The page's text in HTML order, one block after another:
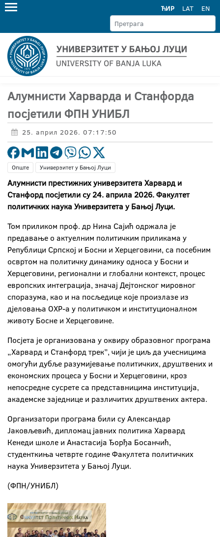
ЋИР LAT EN
Алумнисти Харварда и Станфорда
посјетили ФПН УНИБЛ
25. април 2026. 07:17:50
Опште Универзитет у Бањој Луци
Алумнисти престижних универзитета Харвард и
Станфорд посјетили су 24. априла 2026. Факултет
политичких наука Универзитета у Бањој Луци.
Том приликом проф. др Нина Сајић одржала је
предавање о актуелним политичким приликама у
Републици Српској и Босни и Херцеговини, са посебним
освртом на политичку динамику односа у Босни и
Херцеговини, регионални и глобални контекст, процес
европских интеграција, значај Дејтонског мировног
споразума, као и на посљедице које произлазе из
дјеловања ОХР-а у политичком и институционалном
животу Босне и Херцеговине.
Посјета је организована у оквиру образовног програма
„Харвард и Станфорд трек”, чији је циљ да учесницима
омогући дубље разумијевање политичких, друштвених и
економских процеса у Босни и Херцеговини, кроз
непосредне сусрете са представницима институција,
академске заједнице и различитих друштвених актера.
Организатори програма били су Александар
Јаковљевић, дипломац јавних политика Харвард
Кенеди школе и Анастасија Ђорђа Босанчић,
студенткиња четврте године Факултета политичких
наука Универзитета у Бањој Луци.
(ФПН/УНИБЛ)